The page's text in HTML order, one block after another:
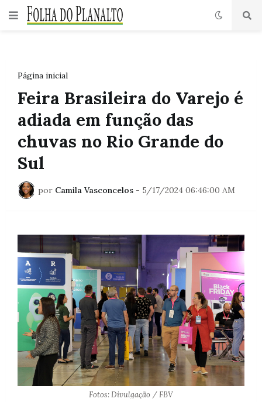
Página inicial
Feira Brasileira do Varejo é
adiada em função das
chuvas no Rio Grande do
Sul
por Camila Vasconcelos - 5/17/2024 06:46:00 AM
Fotos: Divulgação / FBV